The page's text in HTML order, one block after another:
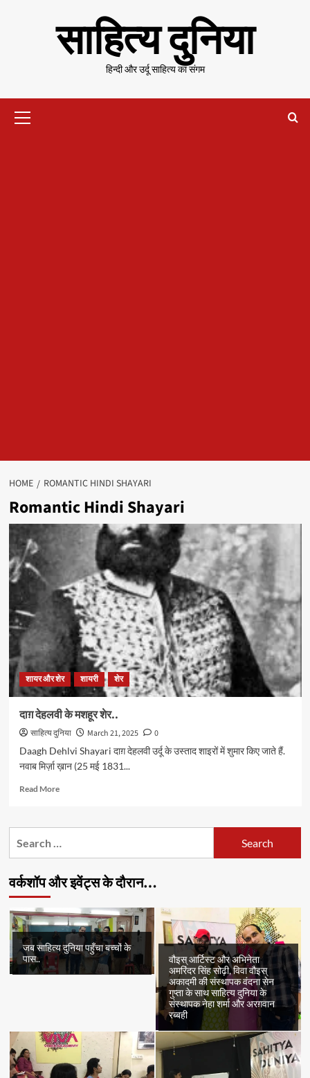
साहित्य दुनिया
हिन्दी और उर्दू साहित्य का संगम
Menu
HOME ROMANTIC HINDI SHAYARI
Romantic Hindi Shayari
शायर और शेर शायरी शेर
दाग़ देहलवी के मशहूर शेर..
साहित्य दुनिया March 21, 2025
0
Daagh Dehlvi Shayari दाग़ देहलवी उर्दू के उस्ताद शाइरों में शुमार किए जाते हैं.
नवाब मिर्ज़ा ख़ान (25 मई 1831...
Read MoreRead
दाग़
शेर..
वर्कशॉप और इवेंट्स के दौरान…
जब साहित्य दुनिया पहुँचा बच्चों के
पास..
वौइस् आर्टिस्ट और अभिनेता
अमरिंदर सिंह सोढ़ी, विवा वौइस्
अकादमी की संस्थापक वंदना सेन
गुप्ता के साथ साहित्य दुनिया के
संस्थापक नेहा शर्मा और अरग़वान
रब्बही